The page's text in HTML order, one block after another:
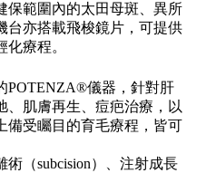
保範圍內的太田母斑、異所
台亦搭載飛梭鏡片，可提供
療程。
POTENZA®儀器，針對肝
、肌膚再生、痘疤治療，以
備受矚目的育毛療程，皆可
（subcision）、注射成長